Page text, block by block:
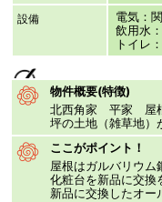
設備
電気：
飲用水
トイレ
物件概要(特徴)
北西角家 平家 屋
坪の土地（雑草地）
ここがポイント！
屋根はガルバリウ
化粧台を新品に交換
新品に交換したオー